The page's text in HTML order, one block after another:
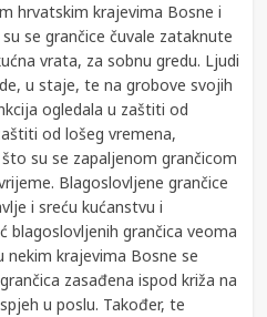
hrvatskim krajevima Bosne i
se grančice čuvale zataknute
vrata, za sobnu gredu. Ljudi
u staje, te na grobove svojih
ogledala u zaštiti od
od lošeg vremena,
su se zapaljenom grančicom
Blagoslovljene grančice
i sreću kućanstvu i
blagoslovljenih grančica veoma
krajevima Bosne se
zasađena ispod križa na
u poslu. Također, te